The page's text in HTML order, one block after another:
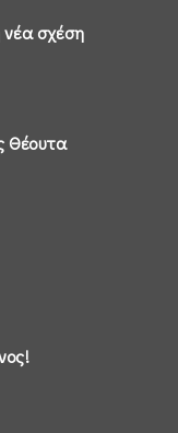
νέα σχέση
Θέουτα